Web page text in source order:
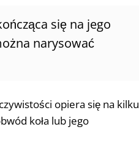
się na jego
narysować
opiera się na kilku
koła lub jego